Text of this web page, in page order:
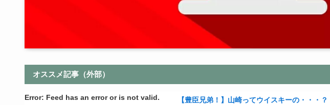
オススメ記事（外部）
Error: Feed has an error or is not valid.
【豊臣兄弟！】山崎ってウイスキーの・・・？